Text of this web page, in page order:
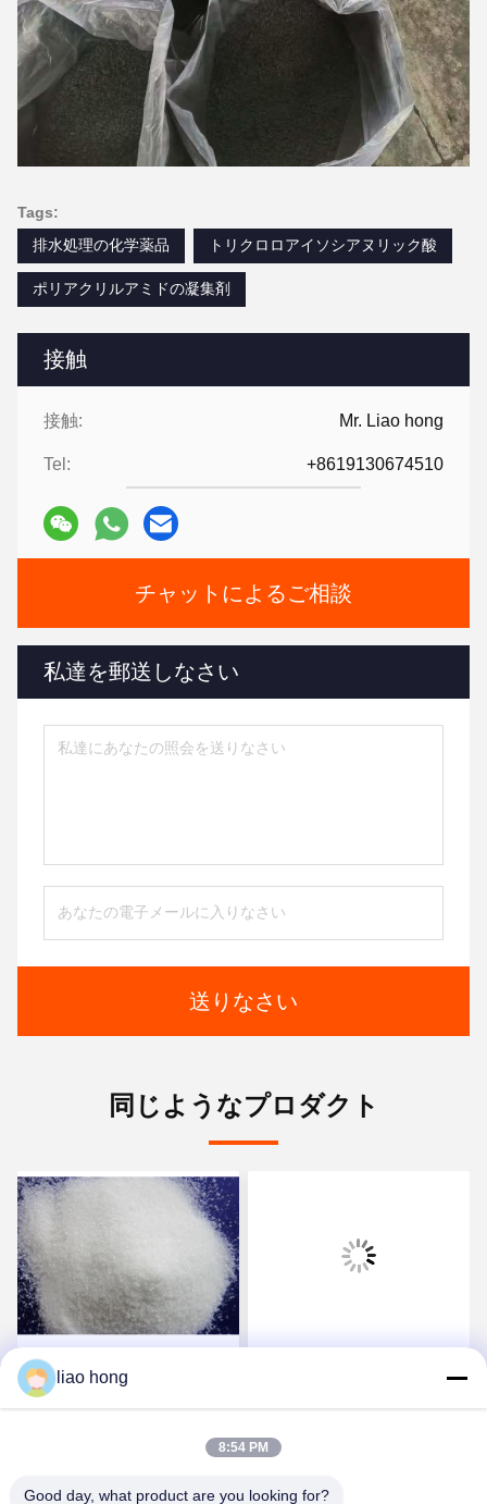
接触
接触: Mr. Liao hong
Tel: +8619130674510
チャットによるご相談
私達を郵送しなさい
送りなさい
Tags:
排水処理の化学薬品
トリクロロアイソシアヌリック酸
ポリアクリルアミドの凝集剤
同じようなプロダクト
溶融点 249 から 251 C 下
水処理 化学品 ポリアルミ
ウム塩化物 懸浮固体を除
去し,水処理の結果を保証
廃水浄化添加剤下水処理
薬品
liao hong
8:54 PM
Good day, what product are you looking for?